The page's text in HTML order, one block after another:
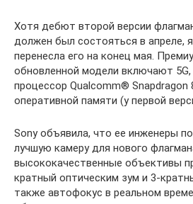
Хотя дебют второй версии
должен был состояться в апреле,
перенесла его на конец мая.
обновленной модели включают
процессор Qualcomm® Snapdragon
оперативной памяти (у первой
Sony объявила, что ее инженеры
лучшую камеру для нового
высококачественные объективы
кратный оптическим зум и 3-
также автофокус в реальном